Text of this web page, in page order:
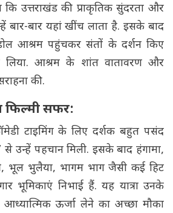
उत्तराखंड की प्राकृतिक सुंदरता और
बार-बार यहां खींच लाता है. इसके बाद
आश्रम पहुंचकर संतों के दर्शन किए
लिया. आश्रम के शांत वातावरण और
की.
फिल्मी सफर:
टाइमिंग के लिए दर्शक बहुत पसंद
उन्हें पहचान मिली. इसके बाद हंगामा,
भूल भुलैया, भागम भाग जैसी कई हिट
भूमिकाएं निभाई हैं. यह यात्रा उनके
ऊर्जा लेने का अच्छा मौका